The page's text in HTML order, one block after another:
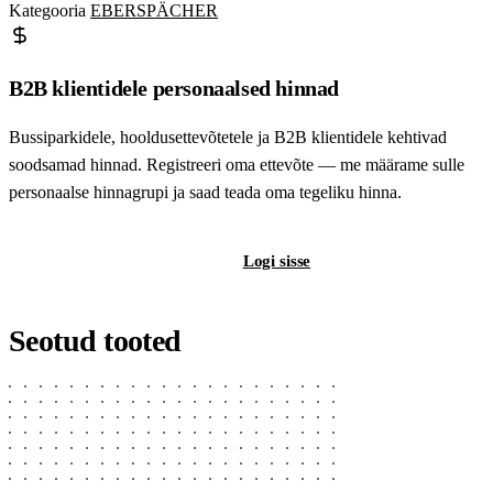
Kategooria EBERSPÄCHER
B2B klientidele personaalsed hinnad
Bussiparkidele, hooldusettevõtetele ja B2B klientidele kehtivad
soodsamad hinnad. Registreeri oma ettevõte — me määrame sulle
personaalse hinnagrupi ja saad teada oma tegeliku hinna.
Logi sisse
Seotud tooted